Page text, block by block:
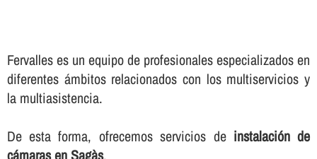
Fervalles es un equipo de profesionales especializados en
diferentes ámbitos relacionados con los multiservicios y
la multiasistencia.
De esta forma, ofrecemos servicios de instalación de
cámaras en Sagàs.